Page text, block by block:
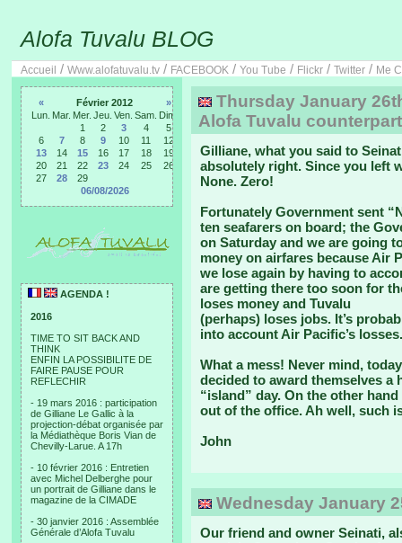
Alofa Tuvalu BLOG
Accueil / Www.alofatuvalu.tv / FACEBOOK / You Tube / Flickr / Twitter / Me
« Février 2012
»
Lun. Mar. Mer. Jeu. Ven. Sam. Dim.
1
2 3 4
5
6
7 8 9 10 11
12
13
14 15 16 17 18
19
20
21 22 23 24 25
26
27
28
29
06/08/2026
AGENDA !
2016
TIME TO SIT BACK AND
THINK
ENFIN LA POSSIBILITE DE
FAIRE PAUSE POUR
REFLECHIR
- 19 mars 2016 : participation
de Gilliane Le Gallic à la
projection-débat organisée par
la Médiathèque Boris Vian de
Chevilly-Larue. A 17h
- 10 février 2016 : Entretien
avec Michel Delberghe pour
un portrait de Gilliane dans le
magazine de la CIMADE
- 30 janvier 2016 : Assemblée
Générale d’Alofa Tuvalu
Thursday January
Alofa Tuvalu
Gilliane, what you said to
absolutely right. Since you left
None. Zero!
Fortunately Government sent
ten seafarers on board; the
on Saturday and we are going
money on airfares because Air
we lose again by having to
are getting there too soon for
loses money and Tuvalu
(perhaps) loses jobs. It’s
into account Air Pacific’s losses.
What a mess! Never mind,
decided to award themselves a
“island” day. On the other
out of the office. Ah well, such
John
Wednesday January
Our friend and owner Seinati,